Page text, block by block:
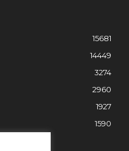
15681
14449
3274
2960
1927
1590